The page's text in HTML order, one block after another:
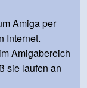
Amiga per
Internet.
Amigabereich
sie laufen an